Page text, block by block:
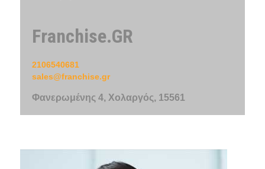
Franchise.GR
2106540681
sales@franchise.gr
Φανερωμένης 4, Χολαργός, 15561